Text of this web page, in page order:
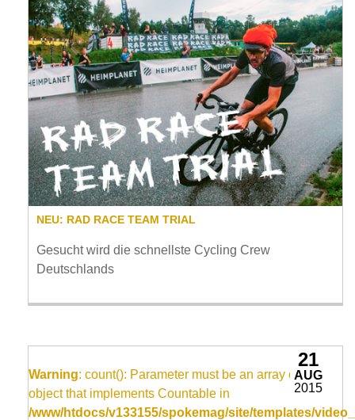
NEU: RAD RACE TEAM TRIAL
Gesucht wird die schnellste Cycling Crew
Deutschlands
Warning: count(): Parameter must be an array or an
object that implements Countable in
/www/htdocs/v133155/spokemag/site/templates/
21
AUG
2015